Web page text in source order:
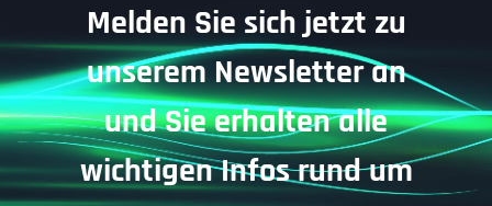
Melden Sie sich jetzt zu
unserem Newsletter an
und Sie erhalten alle
wichtigen Infos rund um